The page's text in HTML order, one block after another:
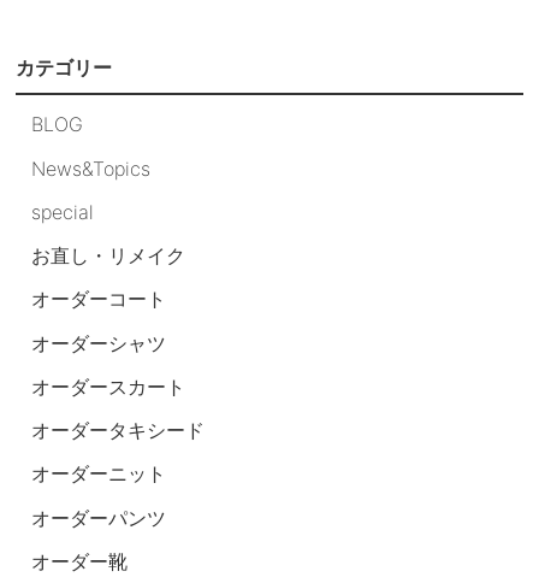
カテゴリー
BLOG
News&Topics
special
お直し・リメイク
オーダーコート
オーダーシャツ
オーダースカート
オーダータキシード
オーダーニット
オーダーパンツ
オーダー靴